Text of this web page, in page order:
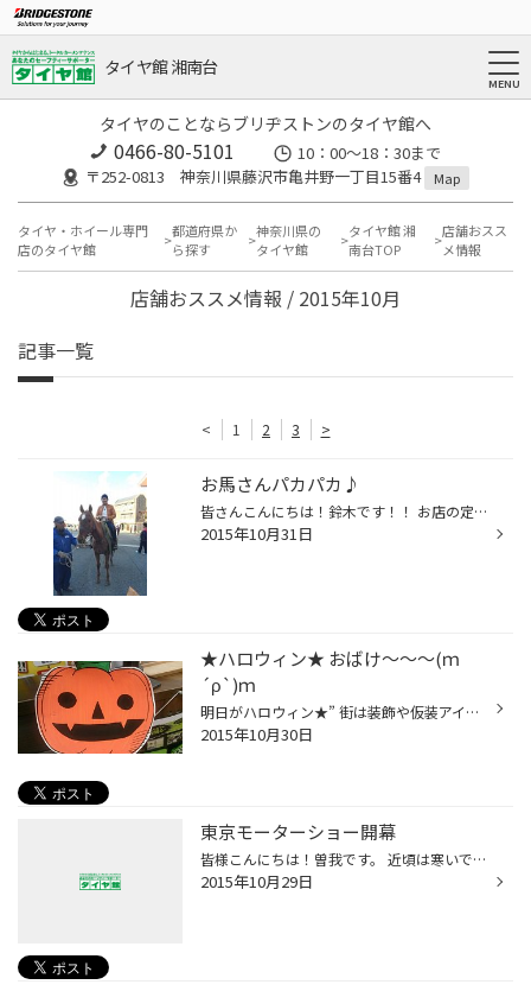
タイヤ館 湘南台
タイヤのことならブリヂストンのタイヤ館へ
0466-80-5101
10：00～18：30まで
〒252-0813 神奈川県藤沢市亀井野一丁目15番4
Map
タイヤ・ホイール専門
店のタイヤ館
都道府県か
ら探す
神奈川県の
タイヤ館
タイヤ館 湘
南台TOP
店舗おスス
メ情報
店舗おススメ情報 / 2015年10月
記事一覧
< 1 2 3 >
お馬さんパカパカ♪
皆さんこんにちは！鈴木です！！ お店の定休日に富士の５合目に行ってきました。 気候がなぜか？すごく暖かく天気もよくて最高でした！！ 富士の５合目は何度か行った事がありましたが、天気がよかったのは初めてです 笑 登山道入口にお馬さんが居まして案内のおばちゃんの押しに負けてしまい 人生...
2015年10月31日
★ハロウィン★ おばけ～～～(ｍ
´ρ`)ｍ
明日がハロウィン★” 街は装飾や仮装アイテムやハロウィン一色（=´∇｀=）にゃん 娘も先日、仮装して地図を見ながら目的の公園やお家に行き 「トリックオアトリート！」というとお菓子がもらえ、そのお菓子についてる シールの文字を最後に解読する。 …という子供にとっては、ただただ楽しい地域のイ...
2015年10月30日
東京モーターショー開幕
皆様こんにちは！曽我です。 近頃は寒いですね～って思っていたら、急に暑い日があったり、 まさに季節の変わり目。油断していると風邪を引きますので、 皆様、要注意です。 さて、標題の件、東京モーターショーが開幕しましたね。 昨日のニュースで見た人も多いかと思います。 昨日はプレスデーで...
2015年10月29日